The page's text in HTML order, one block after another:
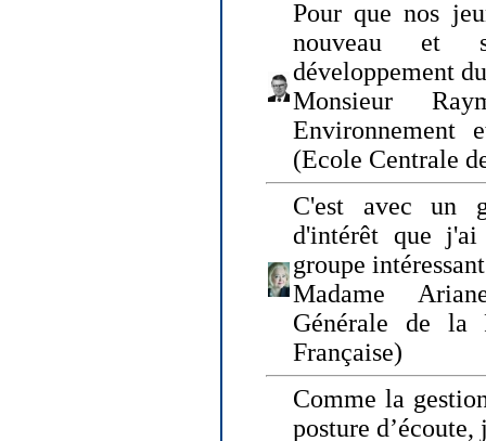
Pour que nos
nouveau et
développement
Monsieur
Environnement
(Ecole Centrale
C'est avec un
d'intérêt que
groupe
Madame
Générale de la
Française)
Comme la
posture